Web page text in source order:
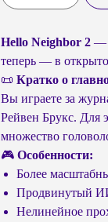
Hello Neighbor 2 —
теперь — в
📜 Кратко о
Вы играете за
Рейвен Брукс. Для
множество
🎮 Особенности:
Более
Продвинутый
Нелинейное